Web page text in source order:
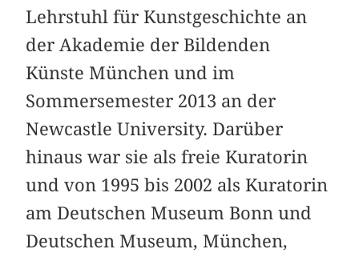
Lehrstuhl für Kunstgeschichte an
der Akademie der Bildenden
Künste München und im
Sommersemester 2013 an der
Newcastle University. Darüber
hinaus war sie als freie Kuratorin
und von 1995 bis 2002 als Kuratorin
am Deutschen Museum Bonn und
Deutschen Museum, München,